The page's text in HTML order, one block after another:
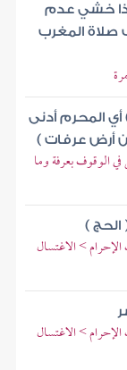
إذا خشي عدم
صلاة المغرب
المحرم أدنى
أرض عرفات )
الوقوف بعرفة وما
)
> الاغتسال
> الاغتسال